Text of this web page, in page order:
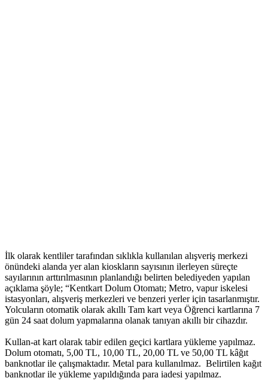
İlk olarak kentliler tarafından sıklıkla kullanılan alışveriş merkezi
önündeki alanda yer alan kioskların sayısının ilerleyen süreçte
sayılarının arttırılmasının planlandığı belirten belediyeden yapılan
açıklama şöyle; “Kentkart Dolum Otomatı; Metro, vapur iskelesi
istasyonları, alışveriş merkezleri ve benzeri yerler için tasarlanmıştır.
Yolcuların otomatik olarak akıllı Tam kart veya Öğrenci kartlarına 7
gün 24 saat dolum yapmalarına olanak tanıyan akıllı bir cihazdır.
Kullan-at kart olarak tabir edilen geçici kartlara yükleme yapılmaz.
Dolum otomatı, 5,00 TL, 10,00 TL, 20,00 TL ve 50,00 TL kâğıt
banknotlar ile çalışmaktadır. Metal para kullanılmaz. Belirtilen kağıt
banknotlar ile yükleme yapıldığında para iadesi yapılmaz.